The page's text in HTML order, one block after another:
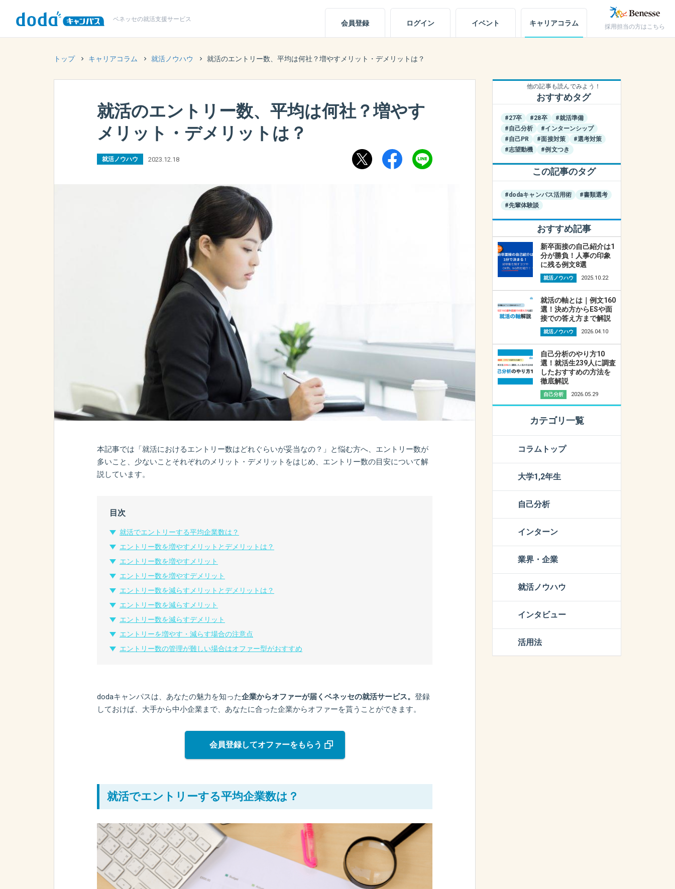
ベネッセの就活支援サービス
会員登録 ログイン イベント キャリアコラム 採用担当の方はこちら
お問い合わせ
トップ キャリアコラム 就活ノウハウ 就活のエントリー数、平均は何社？増やすメリット・デメリットは？
就活のエントリー数、平均は何社？増やす
メリット・デメリットは？
就活ノウハウ 2023.12.18
本記事では「就活におけるエントリー数はどれぐらいが妥当なの？」と悩む方へ、エントリー数が
多いこと、少ないことそれぞれのメリット・デメリットをはじめ、エントリー数の目安について解
説しています。
目次
就活でエントリーする平均企業数は？
エントリー数を増やすメリットとデメリットは？
エントリー数を増やすメリット
エントリー数を増やすデメリット
エントリー数を減らすメリットとデメリットは？
エントリー数を減らすメリット
エントリー数を減らすデメリット
エントリーを増やす・減らす場合の注意点
エントリー数の管理が難しい場合はオファー型がおすすめ
dodaキャンパスは、あなたの魅力を知った企業からオファーが届くベネッセの就活サービス。 登録
しておけば、大手から中小企業まで、あなたに合った企業からオファーを貰うことができます。
会員登録してオファーをもらう
就活でエントリーする平均企業数は？
他の記事も読んでみよう！
おすすめタグ
#27卒 #28卒
#就活準備
#自己分析
#インターンシップ
#自己PR
#面接対策
#選考対策
#志望動機
#例文つき
この記事のタグ
#dodaキャンパス活用術
#書類選考
#先輩体験談
おすすめ記事
新卒面接の自己紹介は1
分が勝負！人事の印象
に残る例文8選
就活ノウハウ 2025.10.22
就活の軸とは｜例文160
選！決め方からESや面
接での答え方まで解説
就活ノウハウ 2026.04.10
自己分析のやり方10
選！就活生239人に調査
したおすすめの方法を
徹底解説
自己分析 2026.05.29
カテゴリ一覧
コラムトップ
大学1,2年生
自己分析
インターン
業界・企業
就活ノウハウ
インタビュー
活用法